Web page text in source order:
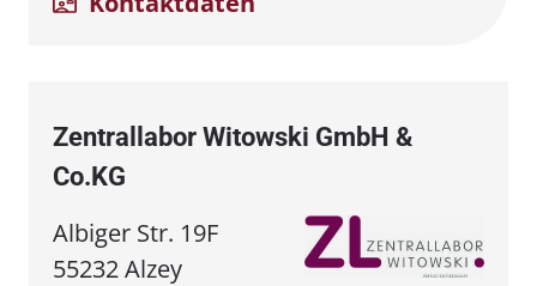
Zentrallabor Witowski GmbH &
Co.KG
Albiger Str. 19F
55232 Alzey